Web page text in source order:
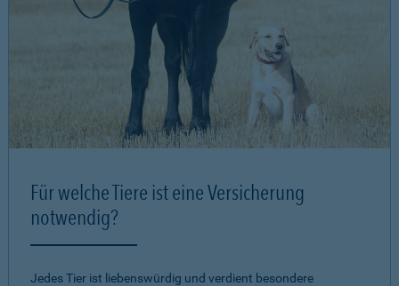
Für welche Tiere ist eine Versicherung
notwendig?
Jedes Tier ist liebenswürdig und verdient besondere